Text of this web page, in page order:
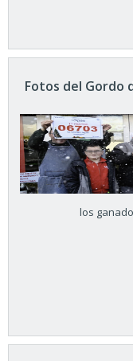
Fotos del Gordo
los